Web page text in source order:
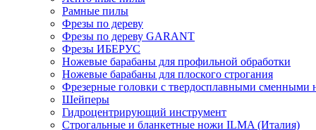
Рамные пилы
Фрезы по дереву
Фрезы по дереву GARANT
Фрезы ИБЕРУС
Ножевые барабаны для профильной обработки
Ножевые барабаны для плоского строгания
Фрезерные головки с твердосплавными сменными
Шейперы
Гидроцентрирующий инструмент
Строгальные и бланкетные ножи ILMA (Италия)